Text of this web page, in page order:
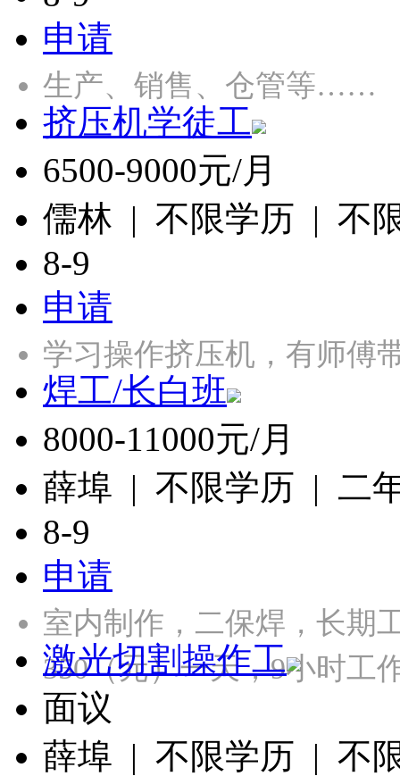
申请
生产、销售、仓管等……
挤压机学徒工
6500-9000元/月
儒林 | 不限学历 | 不
8-9
申请
学习操作挤压机，有师
焊工/长白班
8000-11000元/月
薛埠 | 不限学历 | 二
8-9
申请
室内制作，二保焊，长期
350（元）一天，9小时
激光切割操作工
面议
薛埠 | 不限学历 | 不